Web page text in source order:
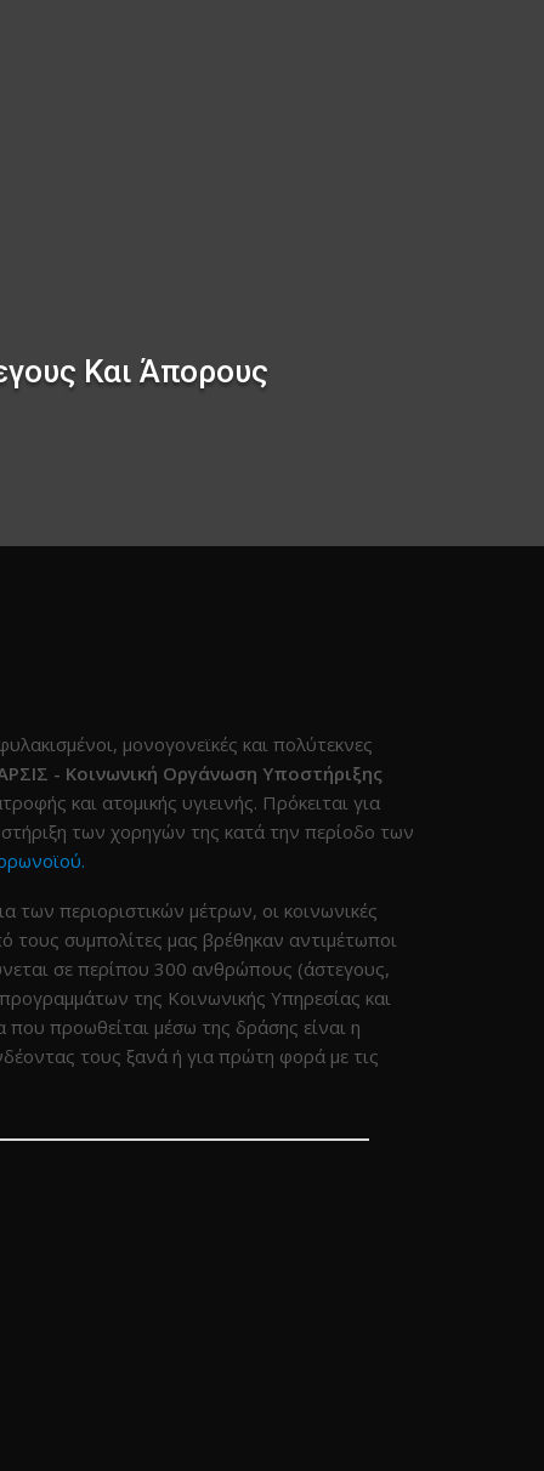
Και Άπορους
μονογονεϊκές και πολύτεκνες
- Κοινωνική Οργάνωση Υποστήριξης
και ατομικής υγιεινής. Πρόκειται για
των χορηγών της κατά την περίοδο των
των περιοριστικών μέτρων, οι κοινωνικές
τους συμπολίτες μας βρέθηκαν αντιμέτωποι
σε περίπου 300 ανθρώπους (άστεγους,
της Κοινωνικής Υπηρεσίας και
προωθείται μέσω της δράσης είναι η
τους ξανά ή για πρώτη φορά με τις